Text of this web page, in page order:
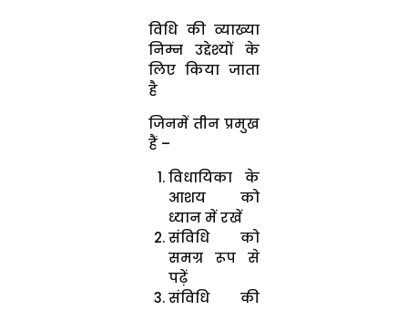
विधि की व्याख्या
निम्न उद्देश्यों के
लिए किया जाता
है
जिनमें तीन प्रमुख
हैं –
विधायिका के
आशय को
ध्यान में रखें
संविधि को
समग्र रूप से
पढ़ें
संविधि की